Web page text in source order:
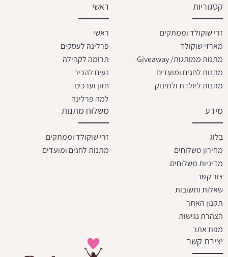
קטגוריות
זרי שוקולד וממתקים
מארזי שוקולד
מתנות ממותגות/ Giveaway
מתנות לחגים ומועדים
מתנות ליולדת ולתינוק
ראשי
ראשי
פרלינה לעסקים
תרומה לקהילה
נעים להכיר
חזון וערכים
למה פרלינה
מידע
בלוג
מחירון משלוחים
מדיניות משלוחים
צור קשר
שאלות ותשובות
תקנון האתר
הצהרת נגישות
מפת אתר
משלוח מתנות
זרי שוקולד וממתקים
מתנות לחגים ומועדים
יצירת קשר